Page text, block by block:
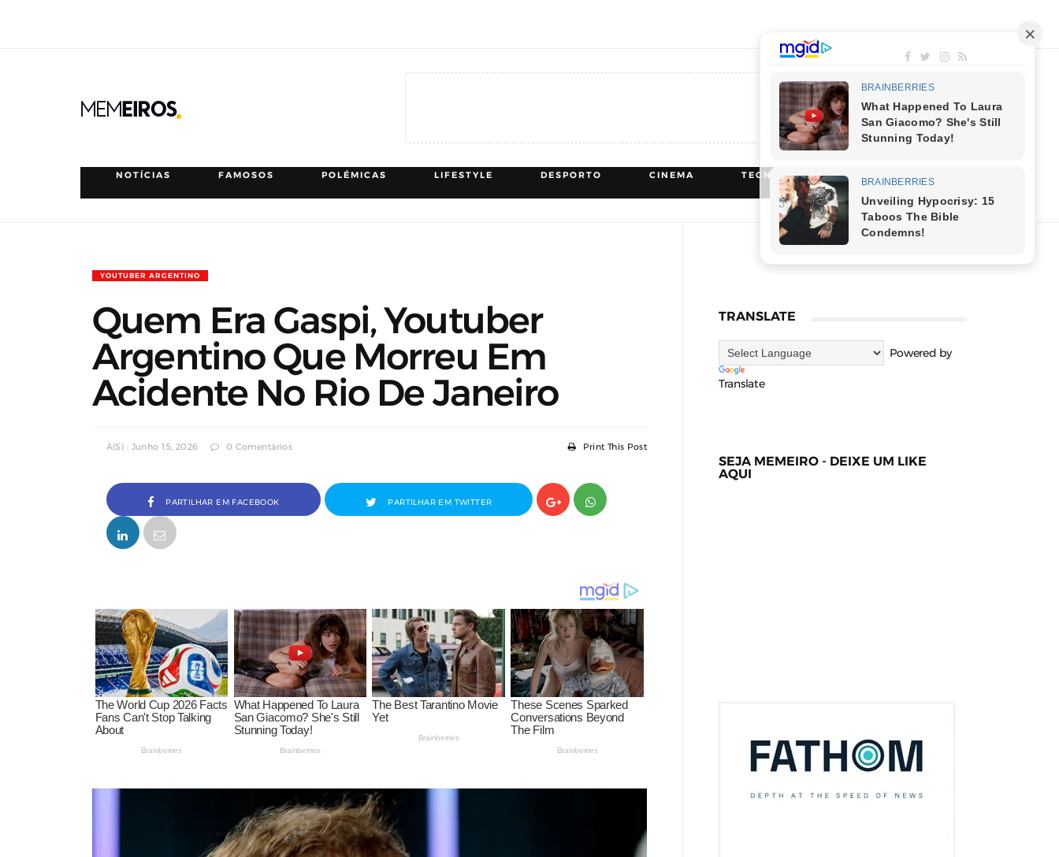
NOTÍCIAS FAMOSOS POLÉMICAS LIFESTYLE DESPORTO CINEMA TECNOLOGIA
YOUTUBER ARGENTINO
Quem Era Gaspi, Youtuber
Argentino Que Morreu Em
Acidente No Rio De Janeiro
À(s) : Junho 15, 2026 0 Comentários Print This Post
PARTILHAR EM FACEBOOK PARTILHAR EM TWITTER
TRANSLATE
Powered by
Translate
SEJA MEMEIRO - DEIXE UM LIKE
AQUI